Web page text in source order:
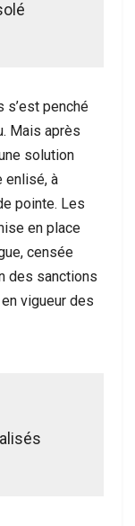
s’est penché
Mais après
solution
enlisé, à
pointe. Les
en place
censée
des sanctions
vigueur des